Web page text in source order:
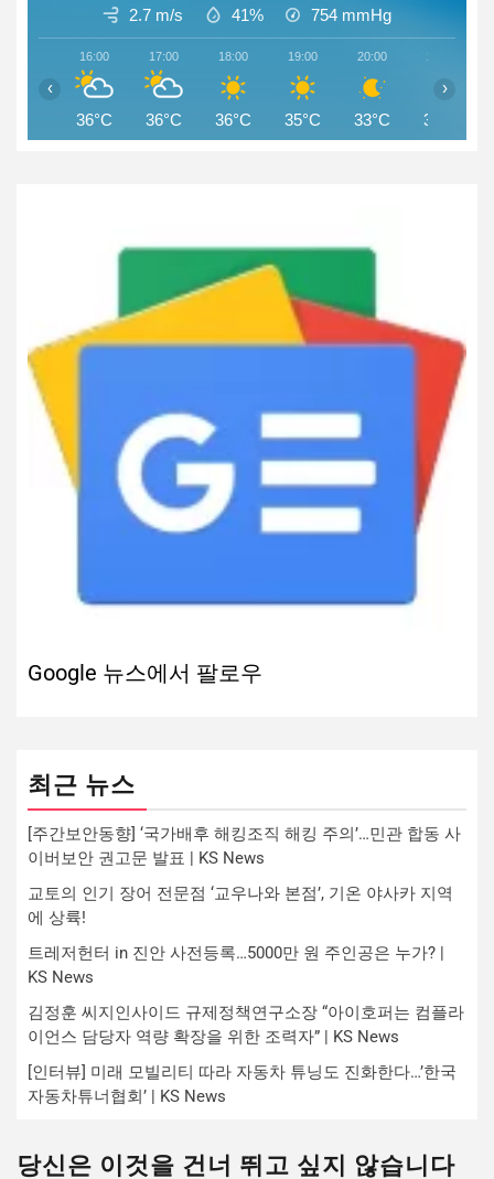
2.7 m/s 41% 754 mmHg
16:00
36°C
17:00
36°C
18:00
36°C
19:00
35°C
20:00
33°C
21:00
33°C
‹ ›
Google 뉴스에서 팔로우
최근 뉴스
[주간보안동향] ‘국가배후 해킹조직 해킹 주의’…민관 합동 사
이버보안 권고문 발표 | KS News
교토의 인기 장어 전문점 ‘교우나와 본점’, 기온 야사카 지역
에 상륙!
트레저헌터 in 진안 사전등록…5000만 원 주인공은 누가? |
KS News
김정훈 씨지인사이드 규제정책연구소장 “아이호퍼는 컴플라
이언스 담당자 역량 확장을 위한 조력자” | KS News
[인터뷰] 미래 모빌리티 따라 자동차 튜닝도 진화한다…’한국
자동차튜너협회’ | KS News
당신은 이것을 건너 뛰고 싶지 않습니다